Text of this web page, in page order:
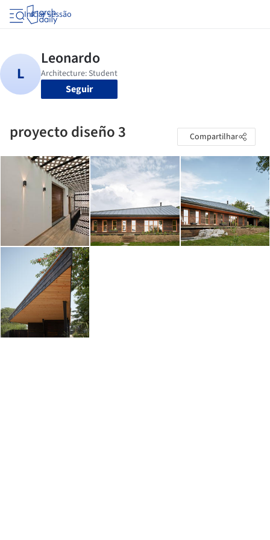
Iniciar sessão
Seguir
proyecto diseño 3 Compartilhar